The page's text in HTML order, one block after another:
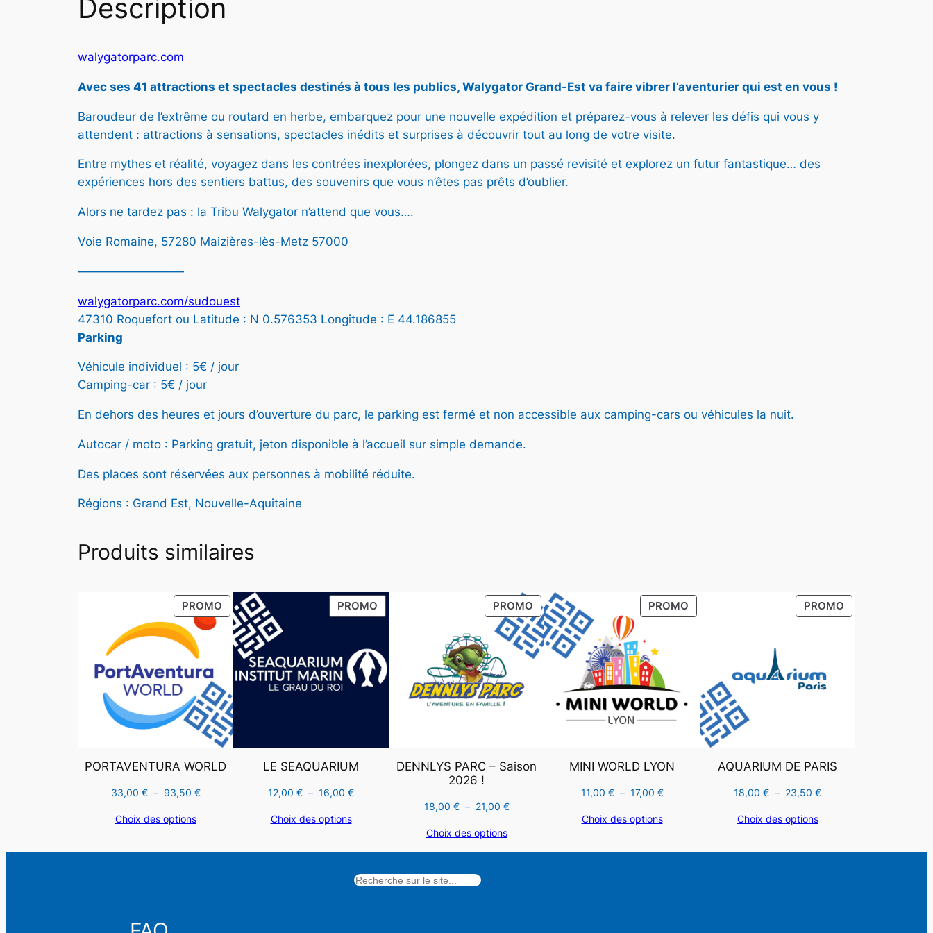
O
M
T
I
N
Description
walygatorparc.com
Avec ses 41 attractions et spectacles destinés à tous les publics, Walygator Grand-Est va faire vibrer l’aventurier qui est en vous !
Baroudeur de l’extrême ou routard en herbe, embarquez pour une nouvelle expédition et préparez-vous à relever les défis qui vous y
attendent : attractions à sensations, spectacles inédits et surprises à découvrir tout au long de votre visite.
Entre mythes et réalité, voyagez dans les contrées inexplorées, plongez dans un passé revisité et explorez un futur fantastique… des
expériences hors des sentiers battus, des souvenirs que vous n’êtes pas prêts d’oublier.
Alors ne tardez pas : la Tribu Walygator n’attend que vous….
Voie Romaine, 57280 Maizières-lès-Metz 57000
—————————
walygatorparc.com/sudouest
47310 Roquefort ou Latitude : N 0.576353 Longitude : E 44.186855
Parking
Véhicule individuel : 5€ / jour
Camping-car : 5€ / jour
En dehors des heures et jours d’ouverture du parc, le parking est fermé et non accessible aux camping-cars ou véhicules la nuit.
Autocar / moto : Parking gratuit, jeton disponible à l’accueil sur simple demande.
Des places sont réservées aux personnes à mobilité réduite.
Régions : Grand Est, Nouvelle-Aquitaine
Produits similaires
PROMOPRODUIT
EN
PROMOTION
PORTAVENTURA WORLD
33,00 € – 93,50 €Plage
à
Choix des options
PROMOPRODUIT
EN
LE SEAQUARIUM
12,00 € – 16,00 €Plage
à
Choix des options
PROMOPRODUIT
EN
PROMOTION
DENNLYS PARC – Saison
2026 !
18,00 € – 21,00 €Plage
18,00 €
Choix des options
PROMOPRODUIT
EN
MINI WORLD LYON
11,00 € – 17,00 €Plage
prix :
à
Choix des options
PROMOPRODUIT
EN
AQUARIUM DE PARIS
18,00 € – 23,50 €Plage
à
Choix des options